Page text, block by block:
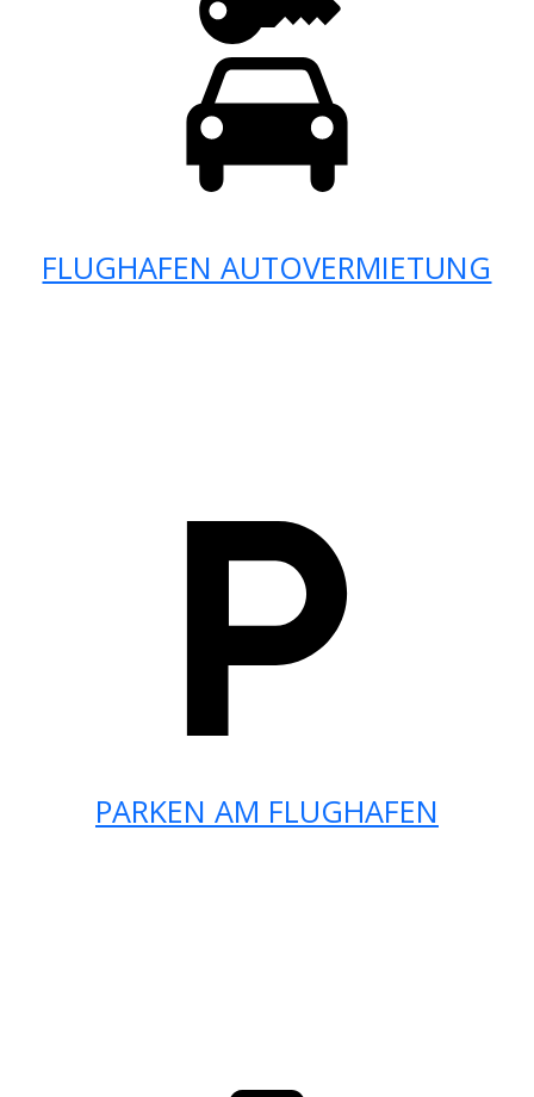
FLUGHAFEN AUTOVERMIETUNG
PARKEN AM FLUGHAFEN